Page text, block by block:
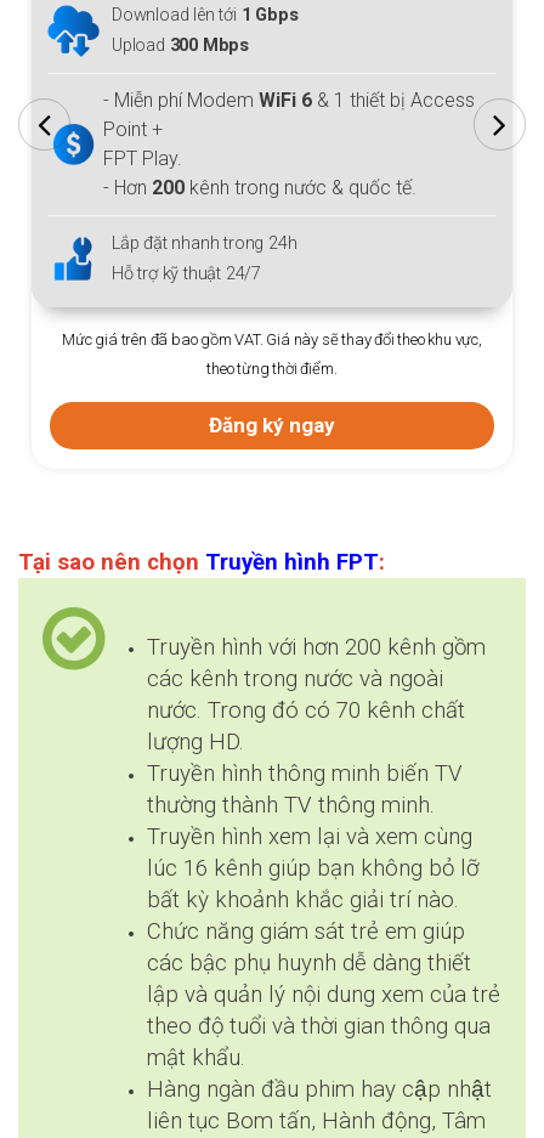
Download lên tới 1 Gbps
Upload 300 Mbps
- Miễn phí Modem WiFi 6 & 1 thiết bị Access
Point +
FPT Play.
- Hơn 200 kênh trong nước & quốc tế.
Lắp đặt nhanh trong 24h
Hỗ trợ kỹ thuật 24/7
Mức giá trên đã bao gồm VAT. Giá này sẽ thay đổi theo khu vực,
theo từng thời điểm.
Đăng ký ngay
Tại sao nên chọn Truyền hình FPT:
Truyền hình với hơn 200 kênh gồm
các kênh trong nước và ngoài
nước. Trong đó có 70 kênh chất
lượng HD.
Truyền hình thông minh biến TV
thường thành TV thông minh.
Truyền hình xem lại và xem cùng
lúc 16 kênh giúp bạn không bỏ lỡ
bất kỳ khoảnh khắc giải trí nào.
Chức năng giám sát trẻ em giúp
các bậc phụ huynh dễ dàng thiết
lập và quản lý nội dung xem của trẻ
theo độ tuổi và thời gian thông qua
mật khẩu.
Hàng ngàn đầu phim hay cập nhật
liên tục Bom tấn, Hành động, Tâm